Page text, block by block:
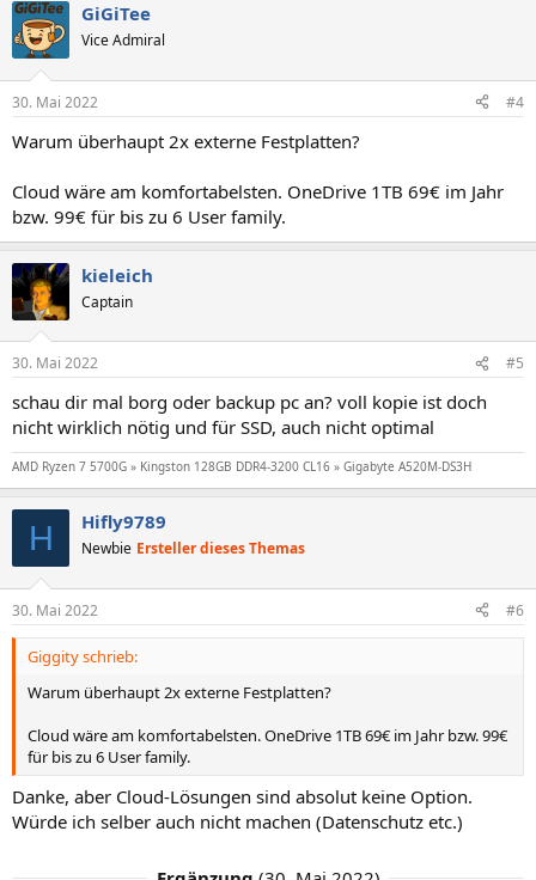
GiGiTee
Vice Admiral
30. Mai 2022 #4
Warum überhaupt 2x externe Festplatten?
Cloud wäre am komfortabelsten. OneDrive 1TB 69€ im Jahr
bzw. 99€ für bis zu 6 User family.
kieleich
Captain
30. Mai 2022 #5
schau dir mal borg oder backup pc an? voll kopie ist doch
nicht wirklich nötig und für SSD, auch nicht optimal
AMD Ryzen 7 5700G » Kingston 128GB DDR4-3200 CL16 » Gigabyte A520M-DS3H
H Hifly9789
Newbie Ersteller dieses Themas
30. Mai 2022 #6
Giggity schrieb:
Warum überhaupt 2x externe Festplatten?
Cloud wäre am komfortabelsten. OneDrive 1TB 69€ im Jahr bzw. 99€
für bis zu 6 User family.
Danke, aber Cloud-Lösungen sind absolut keine Option.
Würde ich selber auch nicht machen (Datenschutz etc.)